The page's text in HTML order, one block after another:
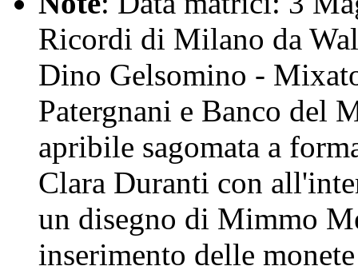
Ricordi di Milano da
Dino Gelsomino -
Patergnani e Banco del
apribile sagomata a
Clara Duranti con
un disegno di Mimmo
inserimento delle